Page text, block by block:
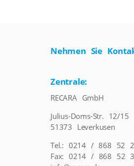
Nehmen Sie
Zentrale:
RECARA GmbH
Julius-Doms-Str. 12/15
51373 Leverkusen
Tel.: 0214 / 868 52
Fax: 0214 / 868 52